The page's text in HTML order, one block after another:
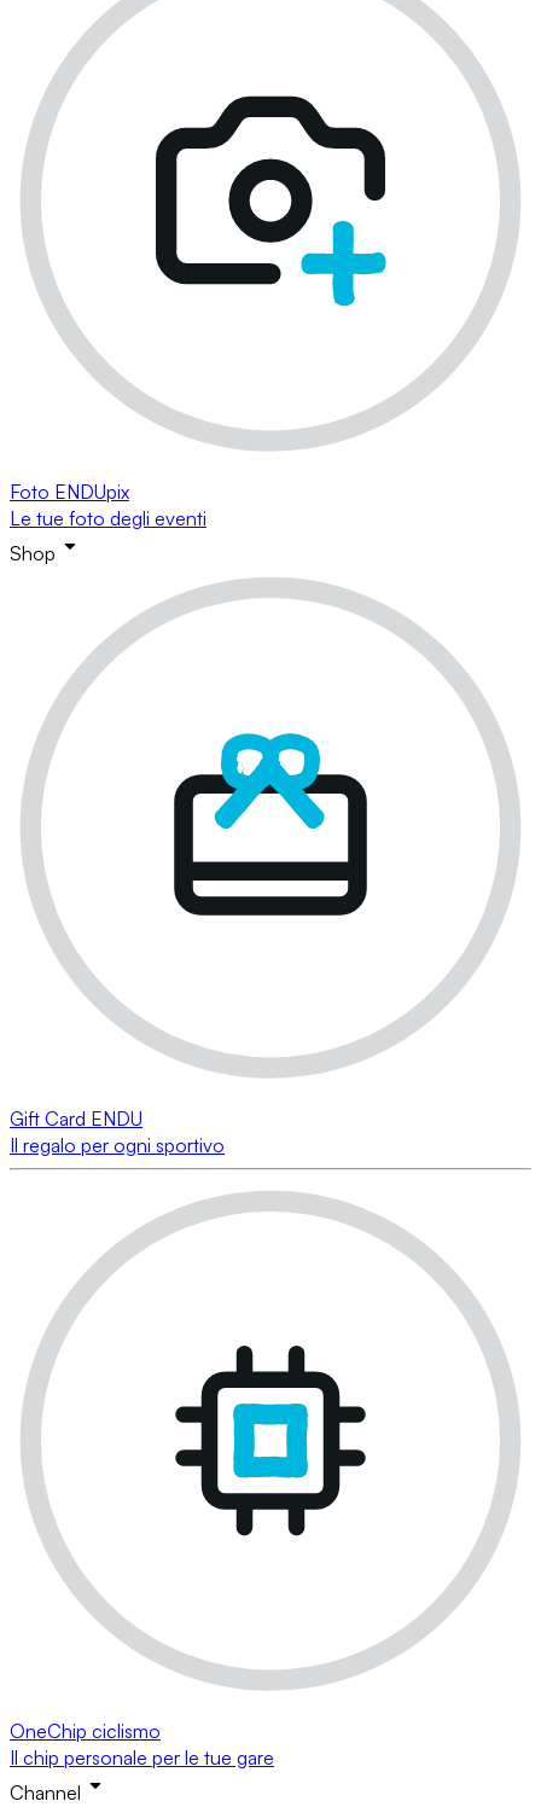
Foto ENDUpix
Le tue foto degli eventi
Shop
Gift Card ENDU
Il regalo per ogni sportivo
OneChip ciclismo
Il chip personale per le tue gare
Channel